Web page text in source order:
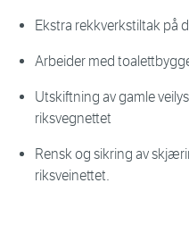
Ekstra rekkverkstiltak på
Arbeider med
Utskiftning av gamle
riksvegnettet
Rensk og sikring av
riksveinettet.